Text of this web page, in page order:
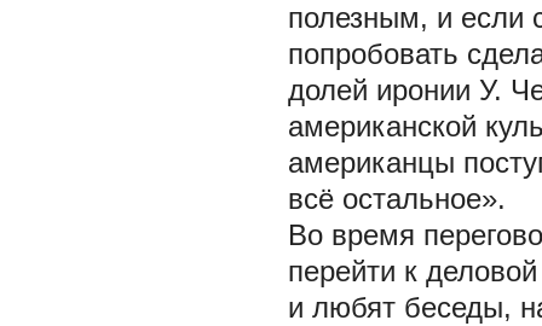
полезным, и если
попробовать
долей иронии У.
американской
американцы
всё остальное».
Во время
перейти к
и любят беседы,